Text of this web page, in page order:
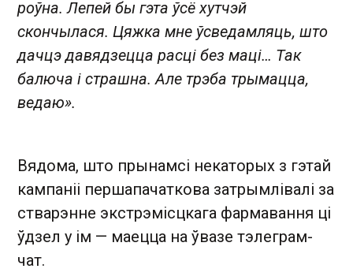
роўна. Лепей бы гэта ўсё хутчэй
скончылася. Цяжка мне ўсведамляць, што
дачцэ давядзецца расці без маці… Так
балюча і страшна. Але трэба трымацца,
ведаю».
Вядома, што прынамсі некаторых з гэтай
кампаніі першапачаткова затрымлівалі за
стварэнне экстрэмісцкага фармавання ці
ўдзел у ім — маецца на ўвазе тэлеграм-
чат.